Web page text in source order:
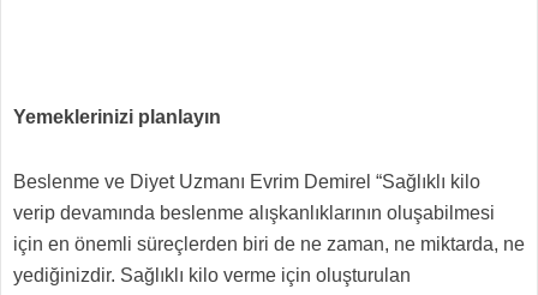
Yemeklerinizi planlayın
Beslenme ve Diyet Uzmanı Evrim Demirel “Sağlıklı kilo
verip devamında beslenme alışkanlıklarının oluşabilmesi
için en önemli süreçlerden biri de ne zaman, ne miktarda, ne
yediğinizdir. Sağlıklı kilo verme için oluşturulan